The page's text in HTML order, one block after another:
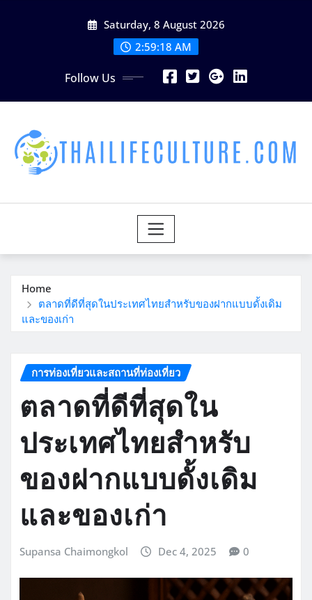
Saturday, 8 August 2026
2:59:20 AM
Follow Us
Home
ตลาดที่ดีที่สุดในประเทศไทยสำหรับของฝากแบบดั้งเดิม
และของเก่า
การท่องเที่ยวและสถานที่ท่องเที่ยว
ตลาดที่ดีที่สุดใน
ประเทศไทยสำหรับ
ของฝากแบบดั้งเดิม
และของเก่า
Supansa Chaimongkol Dec 4, 2025 0